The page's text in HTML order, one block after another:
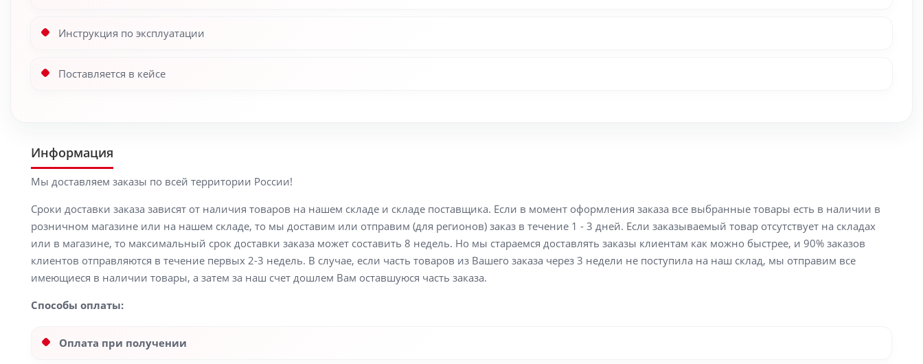
Инструкция по эксплуатации
Поставляется в кейсе
Информация
Мы доставляем заказы по всей территории России!
Сроки доставки заказа зависят от наличия товаров на нашем складе и складе поставщика. Если в момент оформления заказа все выбранные товары есть в наличии в
розничном магазине или на нашем складе, то мы доставим или отправим (для регионов) заказ в течение 1 - 3 дней. Если заказываемый товар отсутствует на складах
или в магазине, то максимальный срок доставки заказа может составить 8 недель. Но мы стараемся доставлять заказы клиентам как можно быстрее, и 90% заказов
клиентов отправляются в течение первых 2-3 недель. В случае, если часть товаров из Вашего заказа через 3 недели не поступила на наш склад, мы отправим все
имеющиеся в наличии товары, а затем за наш счет дошлем Вам оставшуюся часть заказа.
Способы оплаты:
Оплата при получении